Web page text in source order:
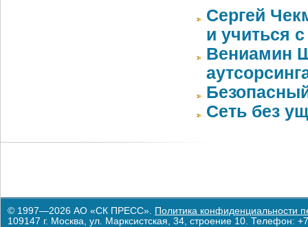
Сергей
и учиться
Вениамин
Сеть без
© 1997—2026 АО «СК ПРЕСС». Политика конфиденциальности
109147 г. Москва, ул. Марксистская, 34, строение 10. Телефон: